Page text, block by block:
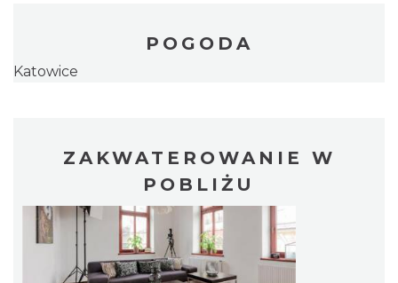
POGODA
Katowice
ZAKWATEROWANIE W
POBLIŻU